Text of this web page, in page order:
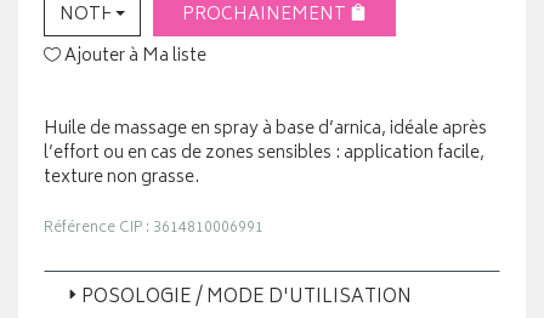
NOTHING SELECTEDPROCHAINEMENT
Ajouter à Ma liste
Huile de massage en spray à base d’arnica, idéale après
l’effort ou en cas de zones sensibles : application facile,
texture non grasse.
Référence CIP : 3614810006991
POSOLOGIE / MODE D'UTILISATION